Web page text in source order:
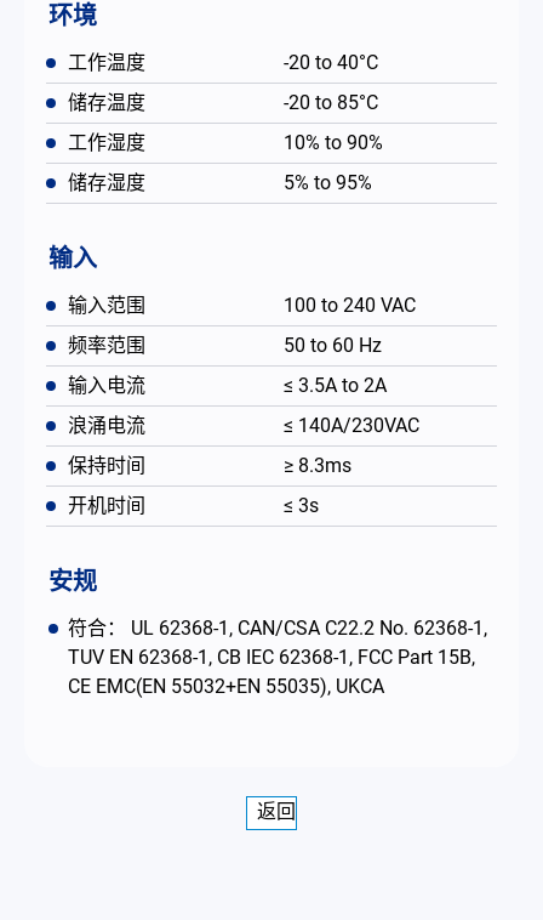
环境
工作温度
-20 to 40°C
储存温度
-20 to 85°C
工作湿度
10% to 90%
储存湿度
5% to 95%
输入
输入范围
100 to 240 VAC
频率范围
50 to 60 Hz
输入电流
≤ 3.5A to 2A
浪涌电流
≤ 140A/230VAC
保持时间
≥ 8.3ms
开机时间
≤ 3s
安规
符合： UL 62368-1, CAN/CSA C22.2 No. 62368-1,
TUV EN 62368-1, CB IEC 62368-1, FCC Part 15B,
CE EMC(EN 55032+EN 55035), UKCA
返回